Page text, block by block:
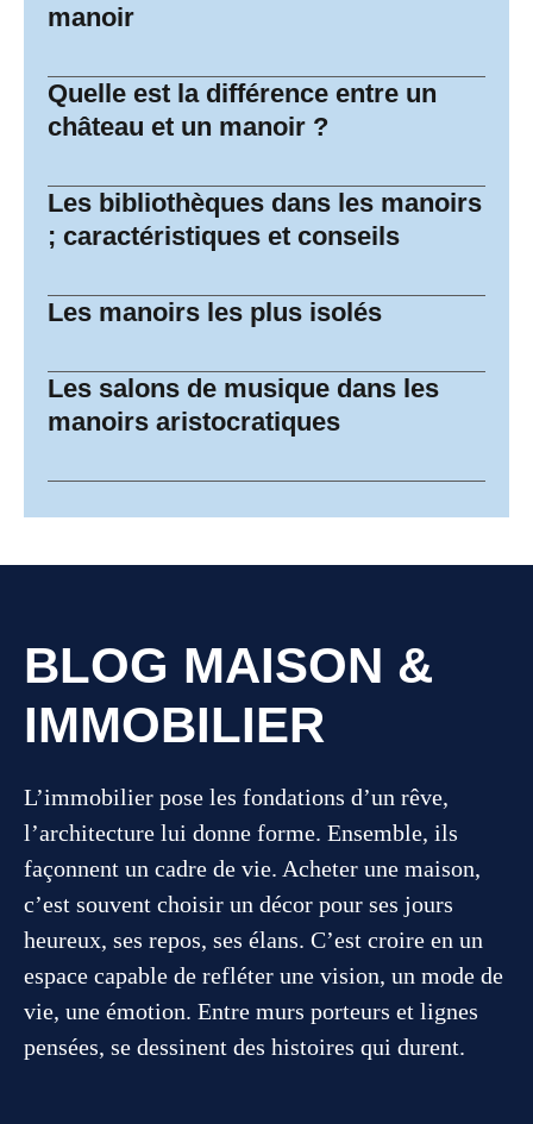
manoir
Quelle est la différence entre un
château et un manoir ?
Les bibliothèques dans les manoirs
; caractéristiques et conseils
Les manoirs les plus isolés
Les salons de musique dans les
manoirs aristocratiques
BLOG MAISON &
IMMOBILIER
L’immobilier pose les fondations d’un rêve,
l’architecture lui donne forme. Ensemble, ils
façonnent un cadre de vie. Acheter une maison,
c’est souvent choisir un décor pour ses jours
heureux, ses repos, ses élans. C’est croire en un
espace capable de refléter une vision, un mode de
vie, une émotion. Entre murs porteurs et lignes
pensées, se dessinent des histoires qui durent.